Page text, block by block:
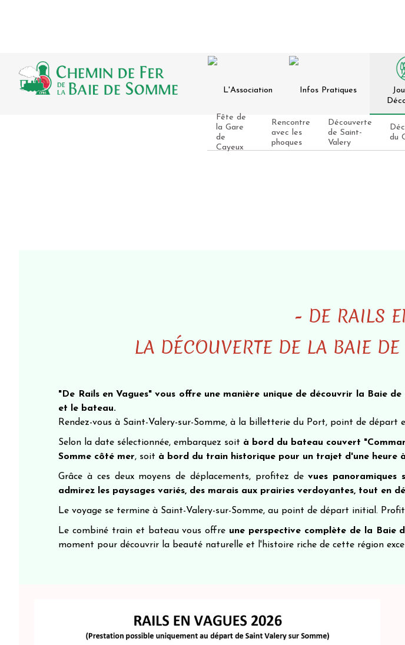
L'Association Infos Pratiques
Fête de
la Gare
de
Cayeux
Rencontre
avec les
phoques
Découverte
de Saint-
Valery
du
- DE RAILS
LA DÉCOUVERTE DE LA BAIE
"De Rails en Vagues" vous offre une manière unique de découvrir la Baie
et le bateau.
Rendez-vous à Saint-Valery-sur-Somme, à la billetterie du Port, point de départ
Selon la date sélectionnée, embarquez soit à bord du bateau couvert
Somme côté mer, soit à bord du train historique pour un trajet d'une heure
Grâce à ces deux moyens de déplacements, profitez devues panoramiques
admirez les paysages variés, des marais aux prairies verdoyantes, tout en
Le voyage se termine à Saint-Valery-sur-Somme, au point de départ initial.
Le combiné train et bateau vous offre une perspective complète de la Baie
moment pour découvrir la beauté naturelle et l'histoire riche de cette région